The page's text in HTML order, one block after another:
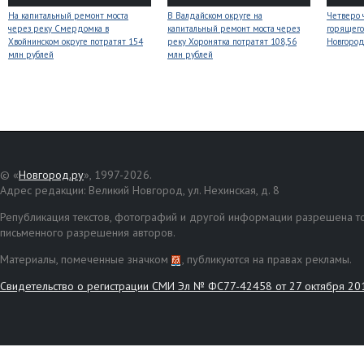
На капитальный ремонт моста
через реку Смердомка в
Хвойнинском округе потратят 154
млн рублей
В Валдайском округе на
капитальный ремонт моста через
реку Хоронятка потратят 108,56
млн рублей
Четверо
© «Новгород.ру», 1997-2026.
Адрес редакции: Великий Новгород, ул. Нехинская, д. 8
Републикация текстов, фотографий и другой информации разрешена
письменного разрешения авторов.
Материалы, помеченные значком
, публикуются на правах рекламы.
Свидетельство о регистрации СМИ Эл № ФС77-42458 от 27 октября